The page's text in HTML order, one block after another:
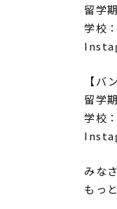
留学
学校
【バ
留学
学校
みな
もっ